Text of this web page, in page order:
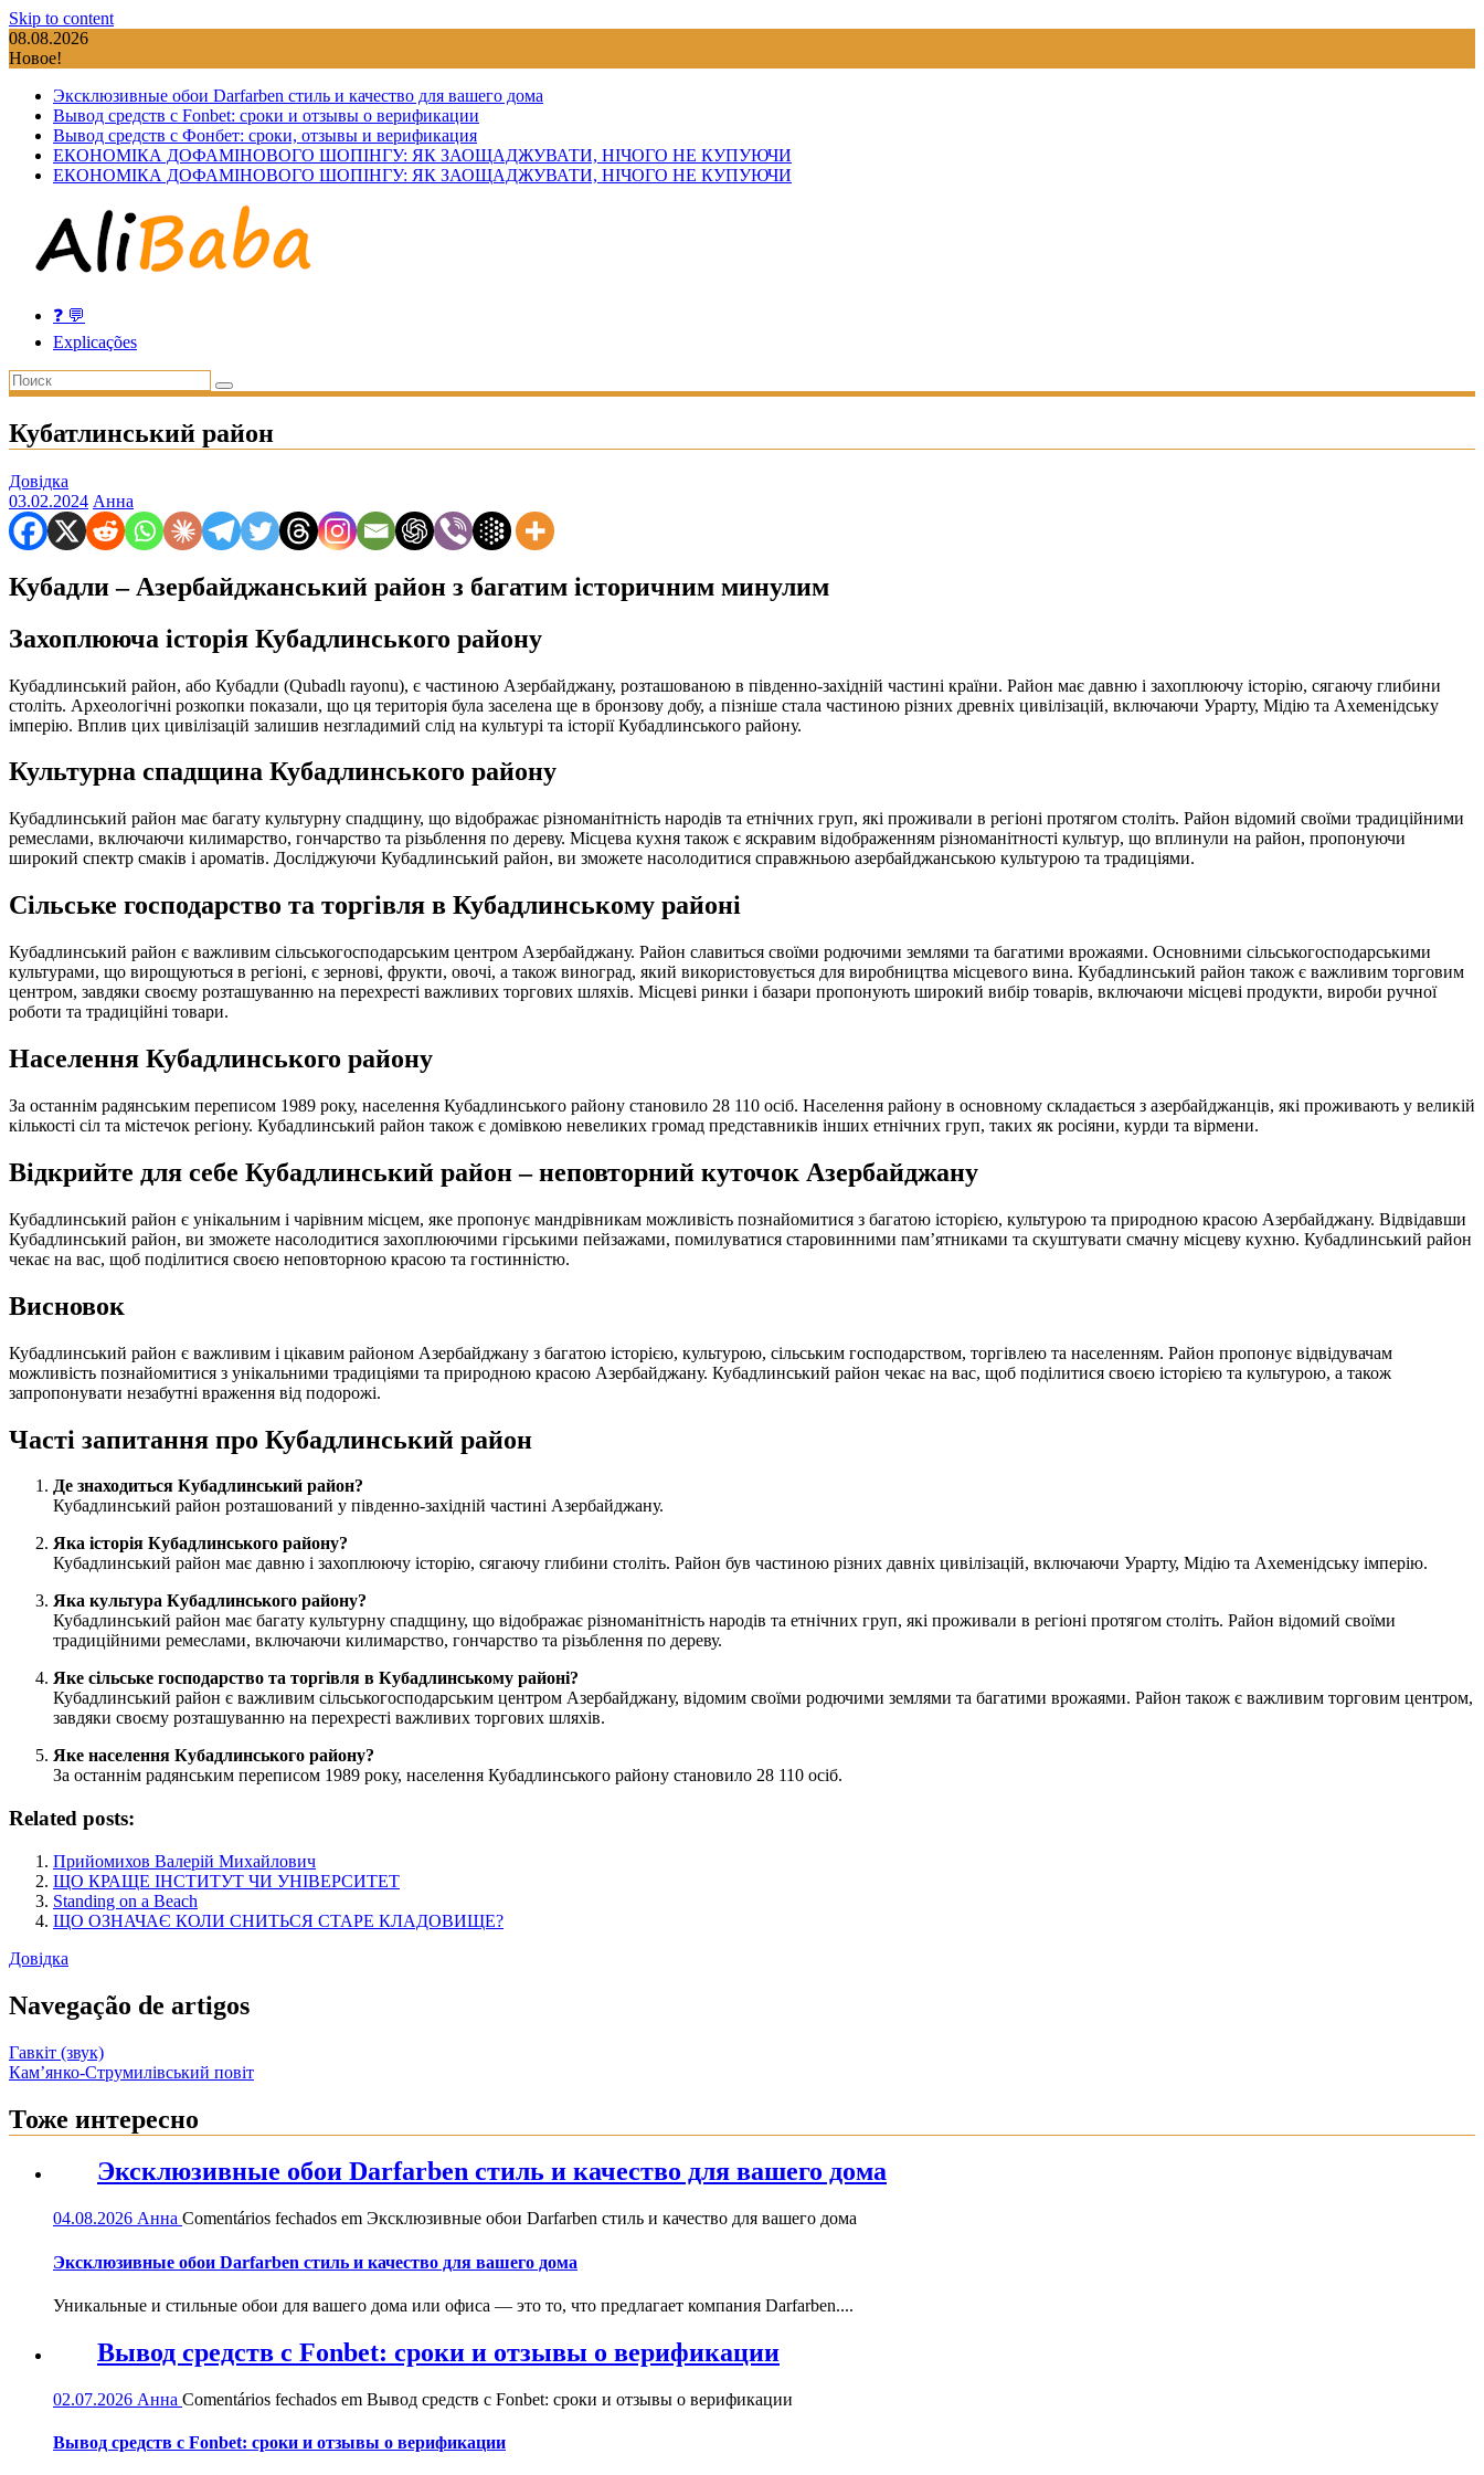
Skip to content
08.08.2026
Новое!
Эксклюзивные обои Darfarben стиль и качество для вашего дома
Вывод средств с Fonbet: сроки и отзывы о верификации
Вывод средств с Фонбет: сроки, отзывы и верификация
ЕКОНОМІКА ДОФАМІНОВОГО ШОПІНГУ: ЯК ЗАОЩАДЖУВАТИ, НІЧОГО НЕ КУПУЮЧИ
ЕКОНОМІКА ДОФАМІНОВОГО ШОПІНГУ: ЯК ЗАОЩАДЖУВАТИ, НІЧОГО НЕ КУПУЮЧИ
❓ 💬
Explicações
Кубатлинський район
Довідка
03.02.2024 Анна
Кубадли – Азербайджанський район з багатим історичним минулим
Захоплююча історія Кубадлинського району
Кубадлинський район, або Кубадли (Qubadlı rayonu), є частиною Азербайджану, розташованою в південно-західній частині країни. Район має давню і захоплюючу історію, сягаючу глибини
століть. Археологічні розкопки показали, що ця територія була заселена ще в бронзову добу, а пізніше стала частиною різних древніх цивілізацій, включаючи Урарту, Мідію та Ахеменідську
імперію. Вплив цих цивілізацій залишив незгладимий слід на культурі та історії Кубадлинського району.
Культурна спадщина Кубадлинського району
Кубадлинський район має багату культурну спадщину, що відображає різноманітність народів та етнічних груп, які проживали в регіоні протягом століть. Район відомий своїми традиційними
ремеслами, включаючи килимарство, гончарство та різьблення по дереву. Місцева кухня також є яскравим відображенням різноманітності культур, що вплинули на район, пропонуючи
широкий спектр смаків і ароматів. Досліджуючи Кубадлинський район, ви зможете насолодитися справжньою азербайджанською культурою та традиціями.
Сільське господарство та торгівля в Кубадлинському районі
Кубадлинський район є важливим сільськогосподарським центром Азербайджану. Район славиться своїми родючими землями та багатими врожаями. Основними сільськогосподарськими
культурами, що вирощуються в регіоні, є зернові, фрукти, овочі, а також виноград, який використовується для виробництва місцевого вина. Кубадлинський район також є важливим торговим
центром, завдяки своєму розташуванню на перехресті важливих торгових шляхів. Місцеві ринки і базари пропонують широкий вибір товарів, включаючи місцеві продукти, вироби ручної
роботи та традиційні товари.
Населення Кубадлинського району
За останнім радянським переписом 1989 року, населення Кубадлинського району становило 28 110 осіб. Населення району в основному складається з азербайджанців, які проживають у великій
кількості сіл та містечок регіону. Кубадлинський район також є домівкою невеликих громад представників інших етнічних груп, таких як росіяни, курди та вірмени.
Відкрийте для себе Кубадлинський район – неповторний куточок Азербайджану
Кубадлинський район є унікальним і чарівним місцем, яке пропонує мандрівникам можливість познайомитися з багатою історією, культурою та природною красою Азербайджану. Відвідавши
Кубадлинський район, ви зможете насолодитися захоплюючими гірськими пейзажами, помилуватися старовинними пам’ятниками та скуштувати смачну місцеву кухню. Кубадлинський район
чекає на вас, щоб поділитися своєю неповторною красою та гостинністю.
Висновок
Кубадлинський район є важливим і цікавим районом Азербайджану з багатою історією, культурою, сільським господарством, торгівлею та населенням. Район пропонує відвідувачам
можливість познайомитися з унікальними традиціями та природною красою Азербайджану. Кубадлинський район чекає на вас, щоб поділитися своєю історією та культурою, а також
запропонувати незабутні враження від подорожі.
Часті запитання про Кубадлинський район
Де знаходиться Кубадлинський район?
Кубадлинський район розташований у південно-західній частині Азербайджану.
Яка історія Кубадлинського району?
Кубадлинський район має давню і захоплюючу історію, сягаючу глибини століть. Район був частиною різних давніх цивілізацій, включаючи Урарту, Мідію та Ахеменідську імперію.
Яка культура Кубадлинського району?
Кубадлинський район має багату культурну спадщину, що відображає різноманітність народів та етнічних груп, які проживали в регіоні протягом століть. Район відомий своїми
традиційними ремеслами, включаючи килимарство, гончарство та різьблення по дереву.
Яке сільське господарство та торгівля в Кубадлинському районі?
Кубадлинський район є важливим сільськогосподарським центром Азербайджану, відомим своїми родючими землями та багатими врожаями. Район також є важливим торговим центром,
завдяки своєму розташуванню на перехресті важливих торгових шляхів.
Яке населення Кубадлинського району?
За останнім радянським переписом 1989 року, населення Кубадлинського району становило 28 110 осіб.
Related posts:
Прийомихов Валерій Михайлович
ЩО КРАЩЕ ІНСТИТУТ ЧИ УНІВЕРСИТЕТ
Standing on a Beach
ЩО ОЗНАЧАЄ КОЛИ СНИТЬСЯ СТАРЕ КЛАДОВИЩЕ?
Довідка
Navegação de artigos
Гавкіт (звук)
Кам’янко-Струмилівський повіт
Тоже интересно
Эксклюзивные обои Darfarben стиль и качество для вашего дома
04.08.2026 Анна Comentários fechados em Эксклюзивные обои Darfarben стиль и качество для вашего дома
Эксклюзивные обои Darfarben стиль и качество для вашего дома
Уникальные и стильные обои для вашего дома или офиса — это то, что предлагает компания Darfarben....
Вывод средств с Fonbet: сроки и отзывы о верификации
02.07.2026 Анна Comentários fechados em Вывод средств с Fonbet: сроки и отзывы о верификации
Вывод средств с Fonbet: сроки и отзывы о верификации